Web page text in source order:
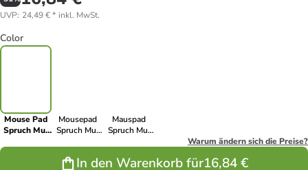
UVP: 24,49 €* inkl. MwSt.
Color
Mouse Pad
Spruch Mut
Mousepad
Spruch Mut
Spruch in
Mauspad
Spruch Mut
Spruch in
Warum ändern sich die Preise?
In den Warenkorb für16,84 €